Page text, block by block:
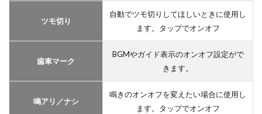
ツモ切り
自動でツモ切りしてほしいときに使用し
ます。タップでオンオフ
歯車マーク
BGMやガイド表示のオンオフ設定がで
きます。
鳴アリ／ナシ
鳴きのオンオフを変えたい場合に使用し
ます。タップでオンオフ